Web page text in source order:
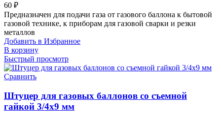
60 ₽
Предназначен для подачи газа от газового баллона к бытовой
газовой технике, к приборам для газовой сварки и резки
металлов
Добавить в Избранное
В корзину
Быстрый просмотр
Сравнить
Штуцер для газовых баллонов со съемной
гайкой 3/4х9 мм